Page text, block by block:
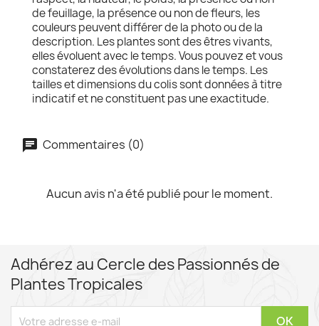
de feuillage, la présence ou non de fleurs, les
couleurs peuvent différer de la photo ou de la
description. Les plantes sont des êtres vivants,
elles évoluent avec le temps. Vous pouvez et vous
constaterez des évolutions dans le temps. Les
tailles et dimensions du colis sont données à titre
indicatif et ne constituent pas une exactitude.
Commentaires (0)
Aucun avis n'a été publié pour le moment.
Adhérez au Cercle des Passionnés de
Plantes Tropicales